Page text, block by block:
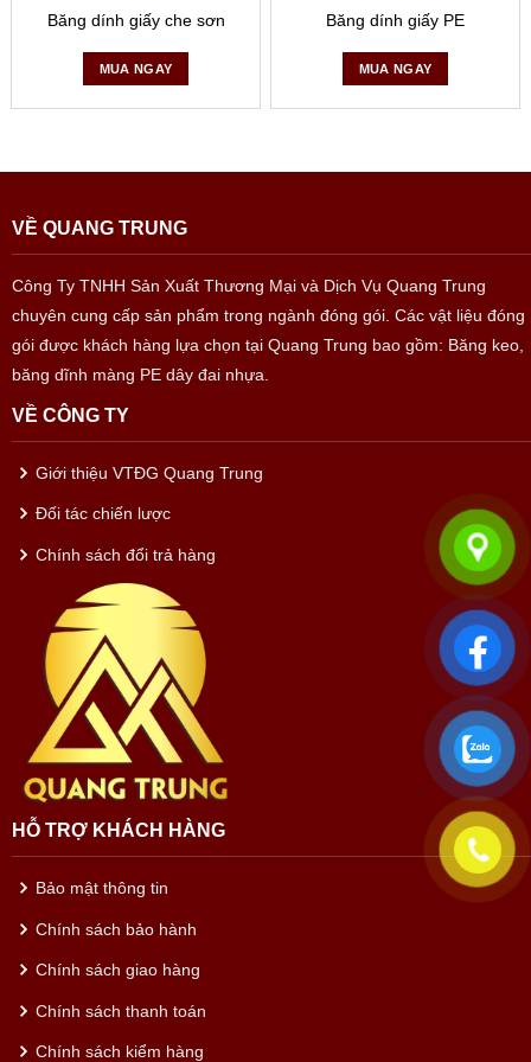
Ứng dụng băng dính 1 mặt che chắn sơn
– Sử dụng che chắn khi sơn phủ, dùng định vị, đánh dấu ghi
chú,…
– Tạo đường chỉ, phân cách cho sản phẩm…
– Phù hợp cho công đoạn sơn tĩnh điện với nhiệt độ cao.
– Các sản phẩm đắt tiền sẽ không để lại keo trên bề mặt
Băng dính giấy che sơn
MUA NGAY
Băng dính giấy PE
MUA NGAY
VỀ QUANG TRUNG
Công Ty TNHH Sản Xuất Thương Mại và Dịch Vụ Quang Trung
chuyên cung cấp sản phẩm trong ngành đóng gói. Các vật liệu đóng
gói được khách hàng lựa chọn tại Quang Trung bao gồm: Băng keo,
băng dĩnh màng PE dây đai nhựa.
VỀ CÔNG TY
Giới thiệu VTĐG Quang Trung
Đối tác chiến lược
Chính sách đổi trả hàng
HỖ TRỢ KHÁCH HÀNG
Bảo mật thông tin
Chính sách bảo hành
Chính sách giao hàng
Chính sách thanh toán
Chính sách kiểm hàng